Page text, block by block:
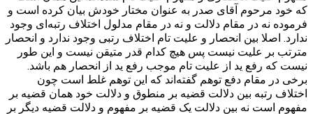
که خود مرحوم آقای صدر به عنوان مختار خودش بیان کرده است و
فرموده نه در مقام دلالت و نه در مقام مدلول اختلاف رتبه‌ای وجود
ندارد. اصلا بین انحصار و علیت تام اختلاف رتبی وجود ندارد و انحصار
مترتب بر علیت نیست پس هیچ کدام قدر متیقن نیست و این طور
نیست که رفع ید از علیت تام موجب رفع ید از انحصار هم باشد.
برخی در مقام دفع توهم گفته‌اند که این توهم غلط است چون
اختلاف رتبه بین دلالت قضیه بر منطوق و دلالت خود همان قضیه بر
مفهوم است نه بین دلالت یک قضیه بر مفهوم و دلالت قضیه دیگر بر